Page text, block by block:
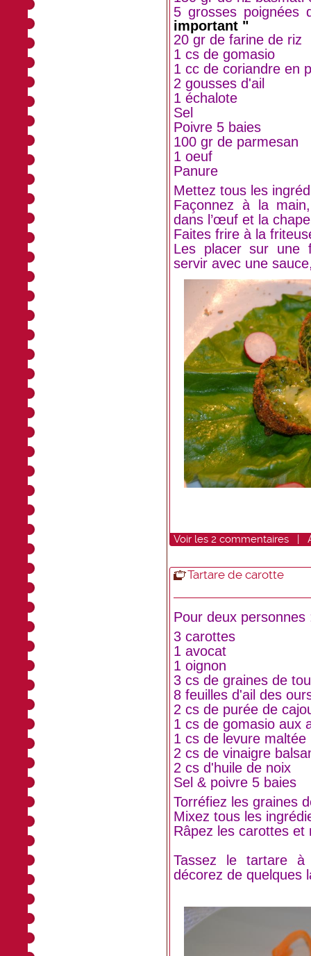
5 grosses poignées
important "
20 gr de farine de riz
1 cs de gomasio
1 cc de coriandre en
2 gousses d'ail
1 échalote
Sel
Poivre 5 baies
100 gr de parmesan
1 oeuf
Panure
Mettez tous les
Façonnez à la
dans l’œuf et la
Faites frire à la
Les placer sur une
servir avec une
Voir les 2 commentaires |
Tartare de carotte
Pour deux personnes
3 carottes
1 avocat
1 oignon
3 cs de graines de
8 feuilles d'ail des
2 cs de purée de
1 cs de gomasio aux
1 cs de levure maltée
2 cs de vinaigre
2 cs d'huile de noix
Sel & poivre 5 baies
Torréfiez les graines
Mixez tous les
Râpez les carottes et
Tassez le tartare
décorez de quelques